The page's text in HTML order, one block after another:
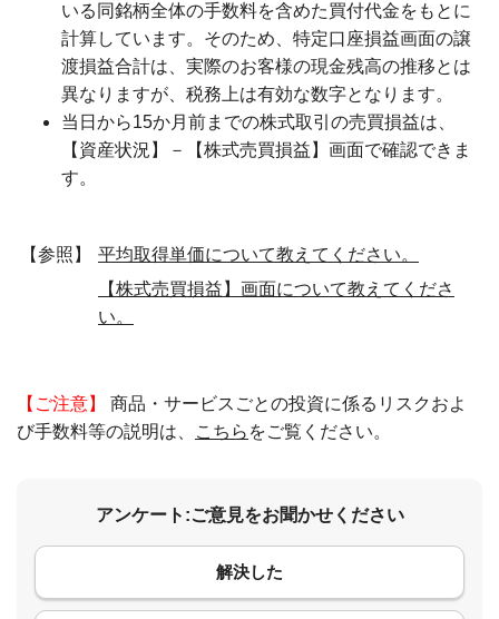
いる同銘柄全体の手数料を含めた買付代金をもとに
計算しています。そのため、特定口座損益画面の譲
渡損益合計は、実際のお客様の現金残高の推移とは
異なりますが、税務上は有効な数字となります。
当日から15か月前までの株式取引の売買損益は、
【資産状況】－【株式売買損益】画面で確認できま
す。
【参照】
平均取得単価について教えてください。
【株式売買損益】画面について教えてくださ
い。
【ご注意】
商品・サービスごとの投資に係るリスクおよ
び手数料等の説明は、
こちら をご覧ください。
アンケート:ご意見をお聞かせください
解決した
コメント